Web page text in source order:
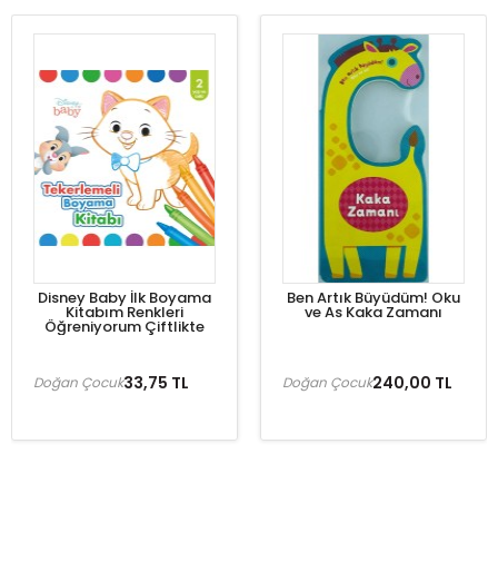
Disney Baby İlk Boyama
Kitabım Renkleri
Öğreniyorum Çiftlikte
33,75 TL
Doğan Çocuk
Ben Artık Büyüdüm! Oku
ve As Kaka Zamanı
240,00 TL
Doğan Çocuk